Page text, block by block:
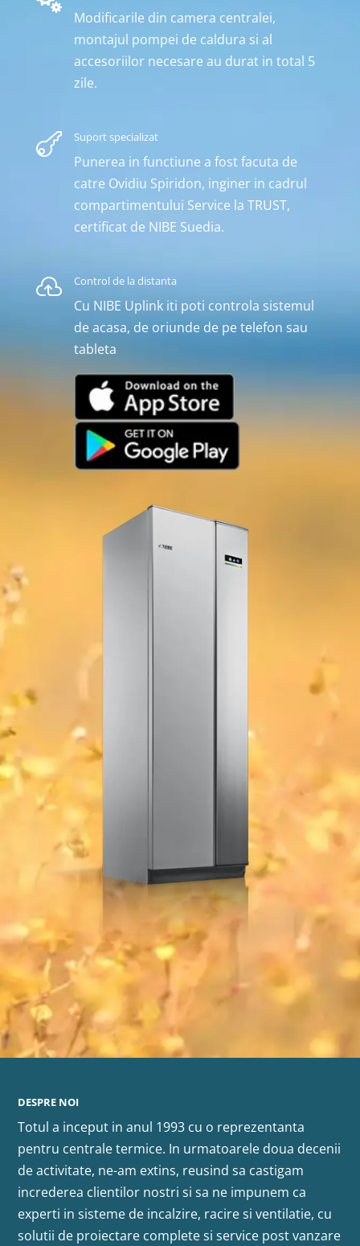
Modificarile din camera centralei,
montajul pompei de caldura si al
accesoriilor necesare au durat in total 5
zile.
 Suport specializat
Punerea in functiune a fost facuta de
catre Ovidiu Spiridon, inginer in cadrul
compartimentului Service la TRUST,
certificat de NIBE Suedia.
 Control de la distanta
Cu NIBE Uplink iti poti controla sistemul
de acasa, de oriunde de pe telefon sau
tableta
DESPRE NOI
Totul a inceput in anul 1993 cu o reprezentanta
pentru centrale termice. In urmatoarele doua decenii
de activitate, ne-am extins, reusind sa castigam
increderea clientilor nostri si sa ne impunem ca
experti in sisteme de incalzire, racire si ventilatie, cu
solutii de proiectare complete si service post vanzare